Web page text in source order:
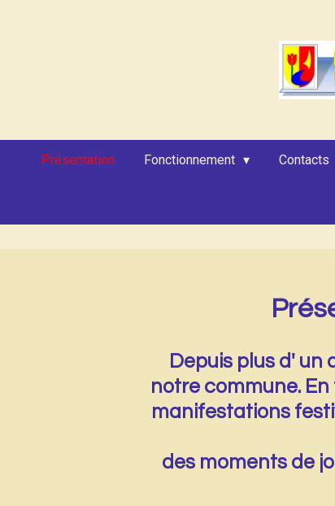
Présentation Fonctionnement Contacts
Depuis plus d'
notre commune.
manifestations
des moments de